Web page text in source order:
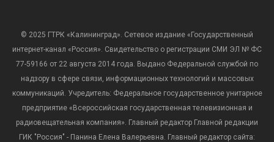
© 2025 ГТРК «Калининград». Сетевое издание «Государственный
интернет-канал «Россия». Свидетельство о регистрации СМИ ЭЛ № ФС
77-59166 от 22 августа 2014 года. Выдано Федеральной службой по
надзору в сфере связи, информационных технологий и массовых
коммуникаций. Учредитель: Федеральное государственное унитарное
предприятие «Всероссийская государственная телевизионная и
радиовещательная компания». Главный редактор Главной редакции
ГИК "Россия" - Панина Елена Валерьевна. Главный редактор сайта: